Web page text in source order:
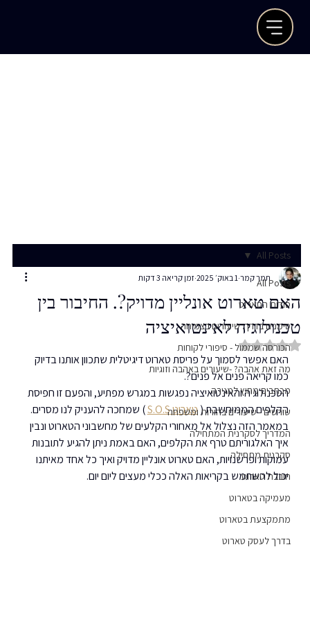
All Posts
סודות הטארוט
סימנים בדרך: שיעורים בצמיחה
הכורסה שממול - סיפורי לקוחות
מה זאת אהבה? -שיעורים באהבה וזוגיות
מכתבים מחוץ למגירה
שורשים - שיעורים בהורות ומשפחה
המדריך לסקרנית המתחילה
סקרנית מתחילה
חובבת טארוט
מעמיקה בטארוט
מתמקצעת בטארוט
בדרך לעסק טארוט
All Posts
האם טארוט אונליין מדויק?. החיבור בין
טכנולוגיה לאינטואיציה
תמר קמר 1 באוק׳ 2025 זמן קריאה 3 דקות
דירוג של NaN מתוך 5 כוכבים
האם אפשר לסמוך על פריסת טארוט דיגיטלית שתכוון אותנו בדיוק
כמו קריאה פנים אל פנים?.
הטכנולוגיה והאינטואיציה נפגשות במגרש מפתיע, והפעם זו חפיסת
הקלפים הממוחשבת ( טארוט S.O.S
) שמחכה להעניק לנו מסרים.
במאמר הזה נצלול אל מאחורי הקלעים של מחשבוני הטארוט ונבין
איך האלגוריתם טרף את הקלפים, האם באמת ניתן להגיע לתובנות
עמוקות ופרשנויות, האם טארוט אונליין מדויק ואיך כל אחד מאיתנו
יכול להשתמש בקריאות האלה ככלי מעצים ליום יום.